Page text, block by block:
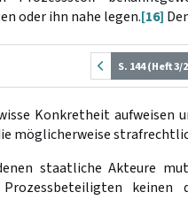
oder ihn nahe legen.[16]
S. 144 (Heft 3/
Konkretheit aufweisen
möglicherweise
staatliche Akteure
keinen